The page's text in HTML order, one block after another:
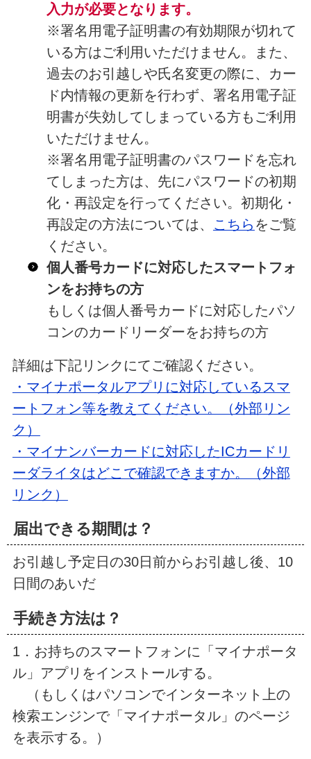
入力が必要となります。
※署名用電子証明書の有効期限が切れて
いる方はご利用いただけません。また、
過去のお引越しや氏名変更の際に、カー
ド内情報の更新を行わず、署名用電子証
明書が失効してしまっている方もご利用
いただけません。
※署名用電子証明書のパスワードを忘れ
てしまった方は、先にパスワードの初期
化・再設定を行ってください。初期化・
再設定の方法については、 こちら をご覧
ください。
個人番号カードに対応したスマートフォ
ンをお持ちの方
もしくは個人番号カードに対応したパソ
コンのカードリーダーをお持ちの方
詳細は下記リンクにてご確認ください。
・マイナポータルアプリに対応しているスマ
ートフォン等を教えてください。（外部リン
ク）
・マイナンバーカードに対応したICカードリ
ーダライタはどこで確認できますか。（外部
リンク）
届出できる期間は？
お引越し予定日の30日前からお引越し後、10
日間のあいだ
手続き方法は？
1．お持ちのスマートフォンに「マイナポータ
ル」アプリをインストールする。
（もしくはパソコンでインターネット上の
検索エンジンで「マイナポータル」のページ
を表示する。）